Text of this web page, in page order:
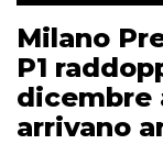
Milano
P1
dicembre
arrivano